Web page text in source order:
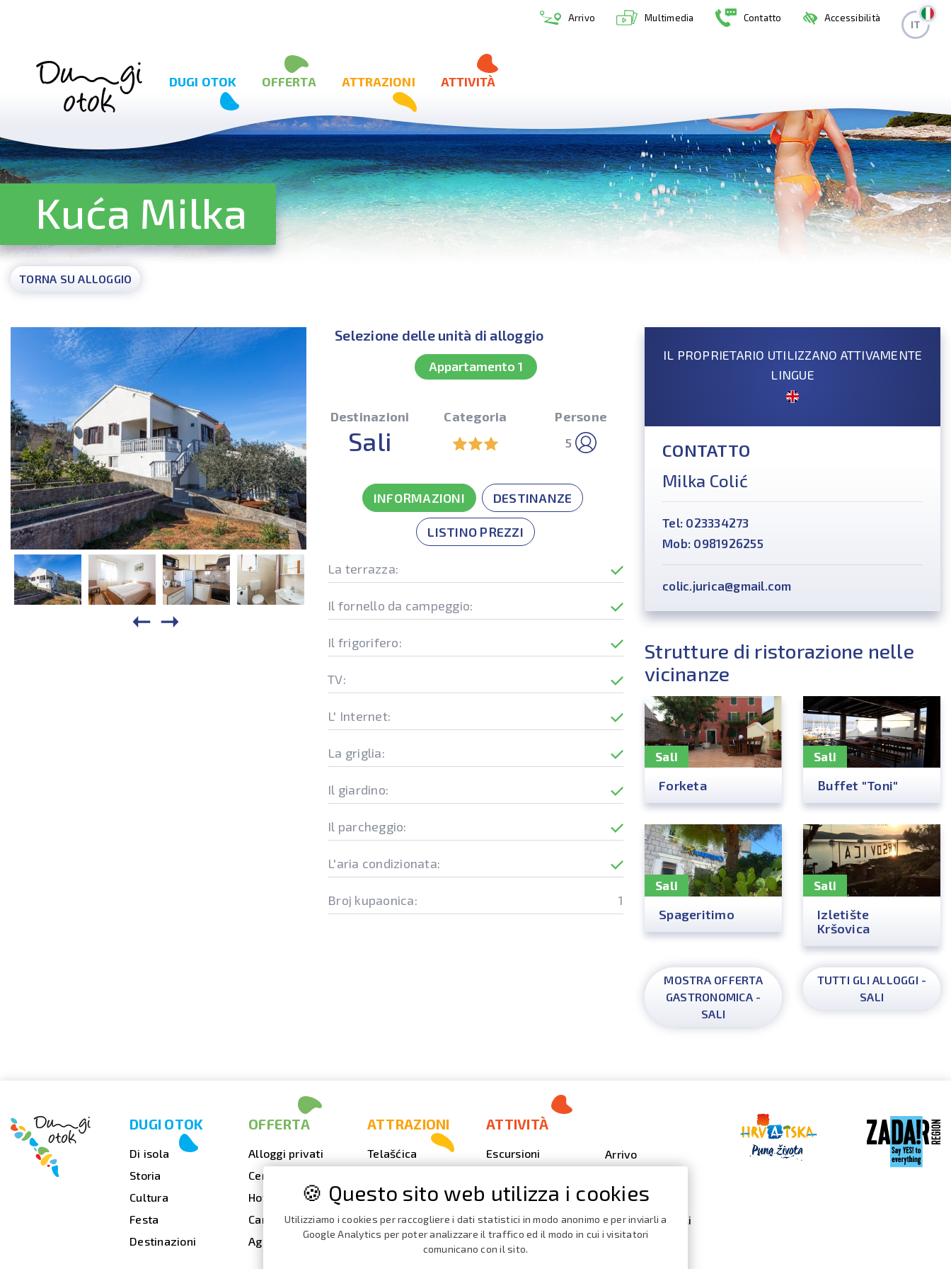
Arrivo Multimedia Contatto Accessibilità
IT
DUGI OTOK OFFERTA ATTRAZIONI ATTIVITÀ
Kuća Milka
TORNA SU ALLOGGIO
Selezione delle unità di alloggio
Appartamento 1
Destinazioni
Sali
Categoria
Persone
5
INFORMAZIONI DESTINANZE
LISTINO PREZZI
La terrazza:
Il fornello da campeggio:
Il frigorifero:
TV:
L' Internet:
La griglia:
Il giardino:
Il parcheggio:
L'aria condizionata:
Broj kupaonica: 1
IL PROPRIETARIO UTILIZZANO ATTIVAMENTE
LINGUE
CONTATTO
Milka Colić
Tel: 023334273
Mob: 0981926255
colic.jurica@gmail.com
Strutture di ristorazione nelle
vicinanze
Sali
Forketa
Sali
Buffet "Toni"
Sali
Spageritimo
Sali
Izletište
Kršovica
MOSTRA OFFERTA
GASTRONOMICA -
SALI
TUTTI GLI ALLOGGI -
SALI
DUGI OTOK
Di isola
Storia
Cultura
Festa
Destinazioni
OFFERTA
Alloggi privati
Cenare fuori
Hotel
Campeggi
Agenzie di viaggio
ATTRAZIONI
Telašćica
Il faro Veli Rat
Spiagge,
insenature
La Grotta del
ATTIVITÀ
Escursioni
Outdoor
Pesca
Nautica
Arrivo
Video Gallery
Calendario degli
Eventi
🍪 Questo sito web utilizza i cookies
Utilizziamo i cookies per raccogliere i dati statistici in modo anonimo e per inviarli a
Google Analytics per poter analizzare il traffico ed il modo in cui i visitatori
comunicano con il sito.